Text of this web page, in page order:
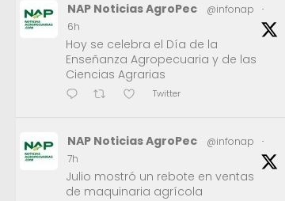
NAP Noticias AgroPec @infonap
·
6h
Hoy se celebra el Día de la
Enseñanza Agropecuaria y de las
Ciencias Agrarias
Twitter
NAP Noticias AgroPec @infonap
·
7h
Julio mostró un rebote en ventas
de maquinaria agrícola